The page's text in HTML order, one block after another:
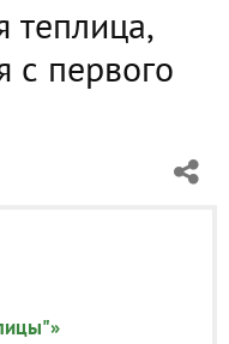
теплица,
с первого